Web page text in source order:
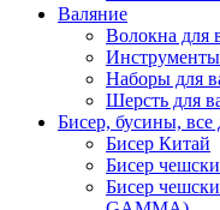
Валяние
Волокна для
Наборы для
Шерсть для
Бисер, бусины, все
Бисер Китай
Бисер
Бисер